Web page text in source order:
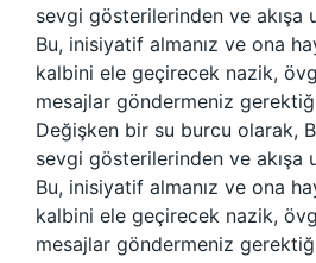
sevgi gösterilerinden ve akışa
Bu, inisiyatif almanız ve ona
kalbini ele geçirecek nazik,
mesajlar göndermeniz
Değişken bir su burcu olarak,
sevgi gösterilerinden ve akışa
Bu, inisiyatif almanız ve ona
kalbini ele geçirecek nazik,
mesajlar göndermeniz